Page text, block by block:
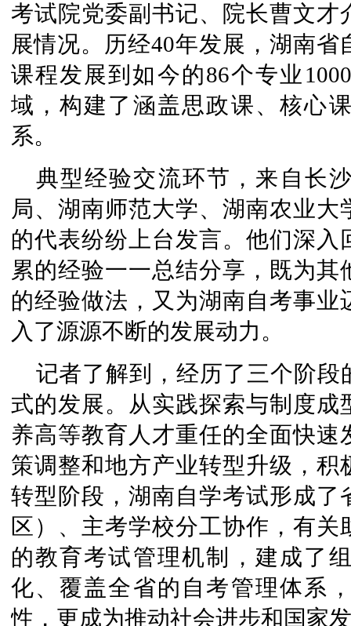
考试院党委副书记、院长曹文才
展情况。历经40年发展，湖南
课程发展到如今的86个专业
域，构建了涵盖思政课、核心
系。
典型经验交流环节，来自长
局、湖南师范大学、湖南农业
的代表纷纷上台发言。他们深
累的经验一一总结分享，既为
的经验做法，又为湖南自考事
入了源源不断的发展动力。
记者了解到，经历了三个阶
式的发展。从实践探索与制度
养高等教育人才重任的全面快
策调整和地方产业转型升级，
转型阶段，湖南自学考试形成
区）、主考学校分工协作，有
的教育考试管理机制，建成了
化、覆盖全省的自考管理体系
性，更成为推动社会进步和国家